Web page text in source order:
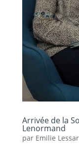
Arrivée de la
Lenormand
par Emilie